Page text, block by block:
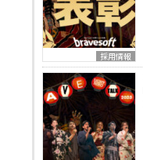
採用情報